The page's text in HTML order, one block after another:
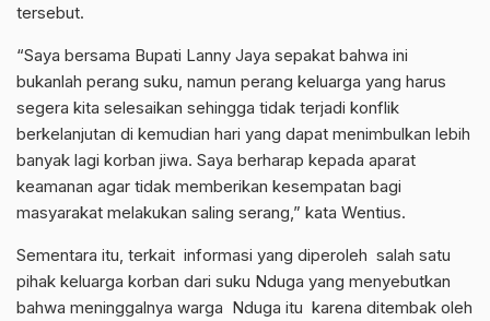
tersebut.
“Saya bersama Bupati Lanny Jaya sepakat bahwa ini
bukanlah perang suku, namun perang keluarga yang harus
segera kita selesaikan sehingga tidak terjadi konflik
berkelanjutan di kemudian hari yang dapat menimbulkan lebih
banyak lagi korban jiwa. Saya berharap kepada aparat
keamanan agar tidak memberikan kesempatan bagi
masyarakat melakukan saling serang,” kata Wentius.
Sementara itu, terkait informasi yang diperoleh salah satu
pihak keluarga korban dari suku Nduga yang menyebutkan
bahwa meninggalnya warga Nduga itu karena ditembak oleh